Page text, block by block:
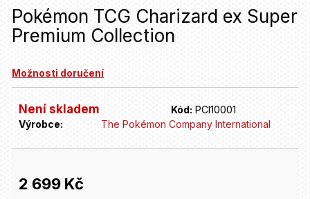
Pokémon TCG Charizard ex Super
Premium Collection
Možnosti doručení
Není skladem Kód: PCI10001
Výrobce:
The Pokémon Company International
2 699 Kč
t
?
D
o
p
u